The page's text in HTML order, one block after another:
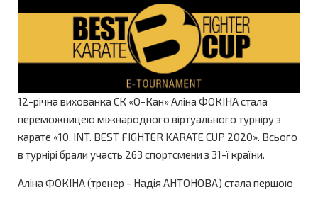
12-річна вихованка СК «О-Кан» Аліна ФОКІНА стала
переможницею міжнародного віртуального турніру з
карате «10. INT. BEST FIGHTER KARATE CUP 2020». Всього
в турнірі брали участь 263 спортсмени з 31-ї країни.
Аліна ФОКІНА (тренер - Надія АНТОНОВА) стала першою